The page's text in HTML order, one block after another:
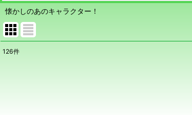
懐かしのあのキャラクター！
126件